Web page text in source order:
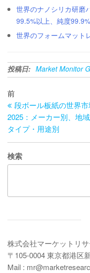
世界のナノシリカ研磨
99.5%以上、純度
世界のフォームマット
投稿日: Market Monitor
投
稿
ナ
ビ
ゲ
シ
ン
過
去
の
投
稿
前
段ボール板紙の世界
2025：メーカー別、地域
タイプ・用途別
検索
株式会社マーケットリ
〒105-0004 東京都港区
Mail :